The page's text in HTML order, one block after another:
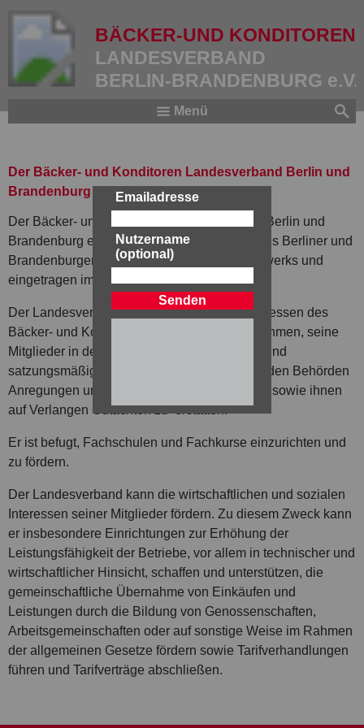
BÄCKER-UND KONDITOREN
LANDESVERBAND
BERLIN-BRANDENBURG e.V.
Menü
Der Bäcker- und Konditoren Landesverband Berlin und
Brandenburg e.V.
Der Bäcker- und Konditoren Landesverband Berlin und
Brandenburg e.V. ist die Spitzenvertretung des Berliner und
Brandenburger Bäcker- und Konditorenhandwerks und
eingetragen im Vereinsregister Berlin.
Der Landesverband hat die Aufgabe, die Interessen des
Bäcker- und Konditorenhandwerks wahrzunehmen, seine
Mitglieder in der Erfüllung ihrer gesetzlichen und
satzungsmäßigen Aufgaben zu unterstützen, den Behörden
Anregungen und Vorschläge zu unterbreiten, sowie ihnen
auf Verlangen Gutachten zu erstatten.
Er ist befugt, Fachschulen und Fachkurse einzurichten und
zu fördern.
Der Landesverband kann die wirtschaftlichen und sozialen
Interessen seiner Mitglieder fördern. Zu diesem Zweck kann
er insbesondere Einrichtungen zur Erhöhung der
Leistungsfähigkeit der Betriebe, vor allem in technischer und
wirtschaftlicher Hinsicht, schaffen und unterstützen, die
gemeinschaftliche Übernahme von Einkäufen und
Leistungen durch die Bildung von Genossenschaften,
Arbeitsgemeinschaften oder auf sonstige Weise im Rahmen
der allgemeinen Gesetze fördern sowie Tarifverhandlungen
führen und Tarifverträge abschließen.
Emailadresse
Nutzername
(optional)